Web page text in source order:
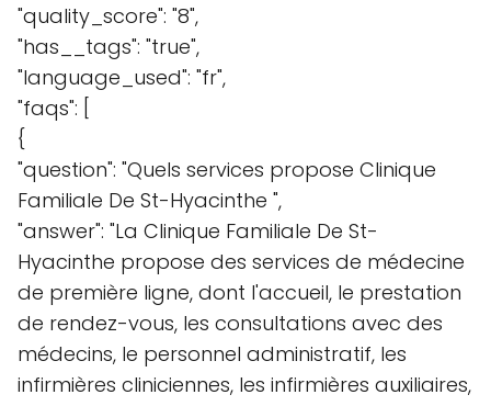
"quality_score": "8",
"has__tags": "true",
"language_used": "fr",
"faqs": [
{
"question": "Quels services propose Clinique
Familiale De St-Hyacinthe ",
"answer": "La Clinique Familiale De St-
Hyacinthe propose des services de médecine
de première ligne, dont l'accueil, le prestation
de rendez-vous, les consultations avec des
médecins, le personnel administratif, les
infirmières cliniciennes, les infirmières auxiliaires,